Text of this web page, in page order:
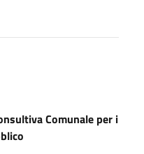
Comunale per i